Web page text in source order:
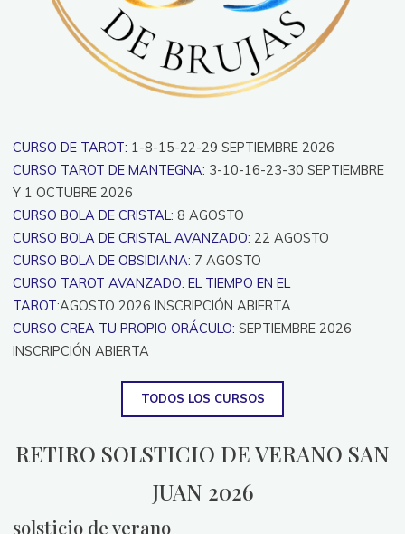
CURSO DE TAROT: 1-8-15-22-29 SEPTIEMBRE 2026
CURSO TAROT DE MANTEGNA: 3-10-16-23-30 SEPTIEMBRE
Y 1 OCTUBRE 2026
CURSO BOLA DE CRISTAL: 8 AGOSTO
CURSO BOLA DE CRISTAL AVANZADO: 22 AGOSTO
CURSO BOLA DE OBSIDIANA: 7 AGOSTO
CURSO TAROT AVANZADO: EL TIEMPO EN EL
TAROT:AGOSTO 2026 INSCRIPCIÓN ABIERTA
CURSO CREA TU PROPIO ORÁCULO: SEPTIEMBRE 2026
INSCRIPCIÓN ABIERTA
TODOS LOS CURSOS
RETIRO SOLSTICIO DE VERANO SAN
JUAN 2026
solsticio de verano